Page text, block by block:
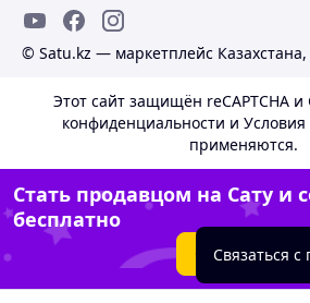
© Satu.kz — маркетплейс Казахстана,
Этот сайт защищён reCAPTCHA и
конфиденциальности и Условия
применяются.
Стать продавцом на Сату и
бесплатно
Создать сайт
Связаться